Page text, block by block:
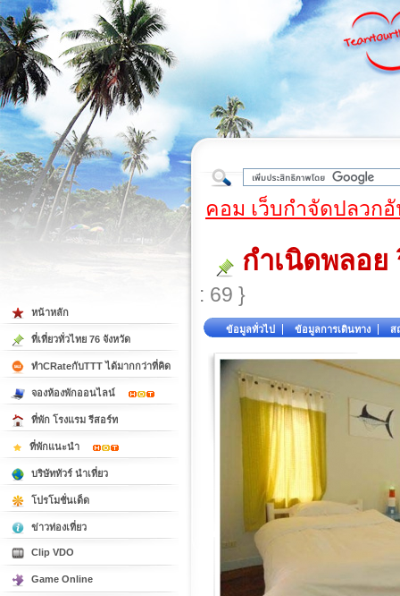
ต้
คอม เว็บกำจัดปลวก
กำเนิดพลอ
: 69 }
ข้อมูลทั่วไป ข้อมูลการเดินทาง ส
หน้าหลัก
ที่เที่ยวทั่วไทย 76 จังหวัด
ทำCRateกับTTT ได้มากกว่าที่คิด
จองห้องพักออนไลน์
ที่พัก โรงแรม รีสอร์ท
ที่พักแนะนำ
บริษัททัวร์ นำเที่ยว
โปรโมชั่นเด็ด
ข่าวท่องเที่ยว
Clip VDO
Game Online